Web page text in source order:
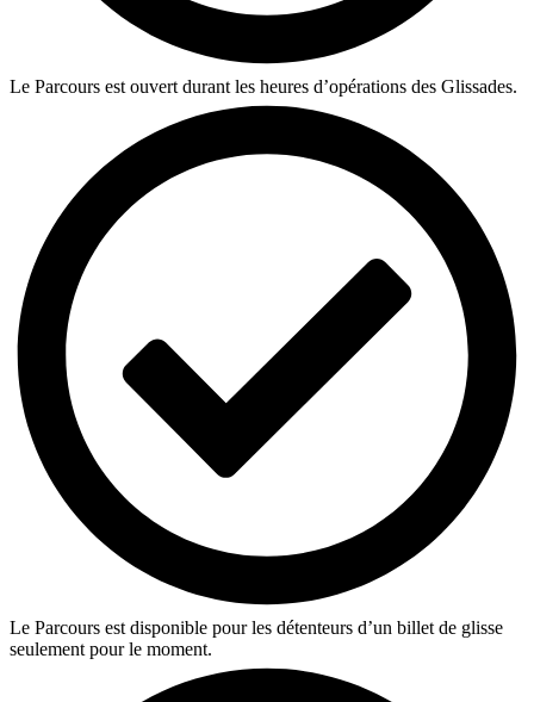
Le Parcours est ouvert durant les heures d’opérations des Glissades.
Le Parcours est disponible pour les détenteurs d’un billet de glisse
seulement pour le moment.